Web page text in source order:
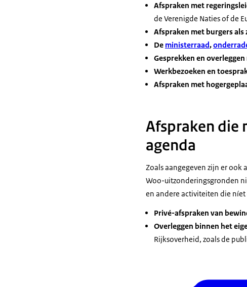
Afspraken met
de Verenigde Naties of de
Afspraken met burgers
De ministerraad,
Gesprekken en
Werkbezoeken en
Afspraken met
Afspraken die
agenda
Zoals aangegeven zijn er
Woo-uitzonderingsgronden
en andere activiteiten die
Privé-afspraken van
Overleggen binnen het
Rijksoverheid, zoals de